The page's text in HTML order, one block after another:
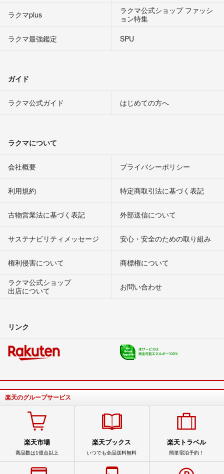
ラクマplus
ラクマ公式ショップ ファッシ
ョン特集
ラクマ最強鑑定
SPU
ガイド
ラクマ公式ガイド はじめての方へ
ラクマについて
会社概要 プライバシーポリシー
利用規約 特定商取引法に基づく表記
古物営業法に基づく表記 外部送信について
サステナビリティメッセージ 安心・安全のための取り組み
権利侵害について
商標権について
ラクマ公式ショップ
出店について
お問い合わせ
リンク
楽天のグループサービス
楽天市場
商品数は1億点以上
楽天ブックス
いつでも全品送料無料
楽天トラベル
簡単宿泊予約！